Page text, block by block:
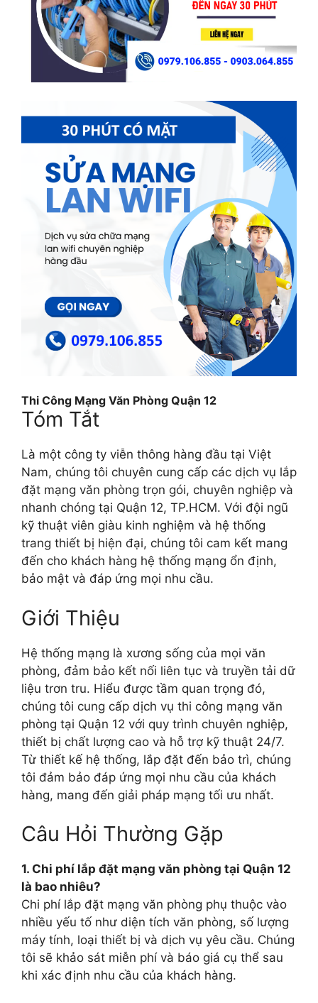
Thi Công Mạng Văn Phòng Quận 12
Tóm Tắt
Là một công ty viễn thông hàng đầu tại Việt
Nam, chúng tôi chuyên cung cấp các dịch vụ lắp
đặt mạng văn phòng trọn gói, chuyên nghiệp và
nhanh chóng tại Quận 12, TP.HCM. Với đội ngũ
kỹ thuật viên giàu kinh nghiệm và hệ thống
trang thiết bị hiện đại, chúng tôi cam kết mang
đến cho khách hàng hệ thống mạng ổn định,
bảo mật và đáp ứng mọi nhu cầu.
Giới Thiệu
Hệ thống mạng là xương sống của mọi văn
phòng, đảm bảo kết nối liên tục và truyền tải dữ
liệu trơn tru. Hiểu được tầm quan trọng đó,
chúng tôi cung cấp dịch vụ thi công mạng văn
phòng tại Quận 12 với quy trình chuyên nghiệp,
thiết bị chất lượng cao và hỗ trợ kỹ thuật 24/7.
Từ thiết kế hệ thống, lắp đặt đến bảo trì, chúng
tôi đảm bảo đáp ứng mọi nhu cầu của khách
hàng, mang đến giải pháp mạng tối ưu nhất.
Câu Hỏi Thường Gặp
1. Chi phí lắp đặt mạng văn phòng tại Quận 12
là bao nhiêu?
Chi phí lắp đặt mạng văn phòng phụ thuộc vào
nhiều yếu tố như diện tích văn phòng, số lượng
máy tính, loại thiết bị và dịch vụ yêu cầu. Chúng
tôi sẽ khảo sát miễn phí và báo giá cụ thể sau
khi xác định nhu cầu của khách hàng.